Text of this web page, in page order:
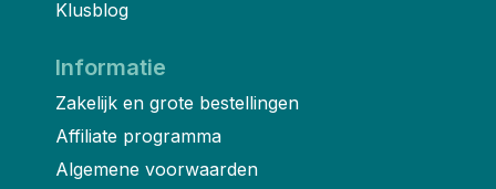
Klusblog
Informatie
Zakelijk en grote bestellingen
Affiliate programma
Algemene voorwaarden